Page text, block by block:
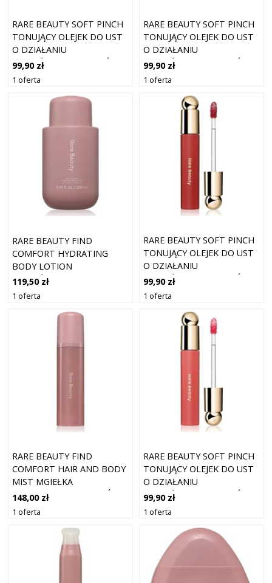
RARE BEAUTY SOFT PINCH
TONUJĄCY OLEJEK DO UST
O DZIAŁANIU
NAWILŻAJĄCYM ODCIEŃ
SERENITY 3 ML
99,90 zł
1 oferta
RARE BEAUTY SOFT PINCH
TONUJĄCY OLEJEK DO UST
O DZIAŁANIU
NAWILŻAJĄCYM ODCIEŃ
WONDER 3 ML
99,90 zł
1 oferta
RARE BEAUTY FIND
COMFORT HYDRATING
BODY LOTION
NAWILŻAJĄCY KREM DO
CIAŁA 250 ML
119,50 zł
1 oferta
RARE BEAUTY SOFT PINCH
TONUJĄCY OLEJEK DO UST
O DZIAŁANIU
NAWILŻAJĄCYM ODCIEŃ
DELIGHT 3 ML
99,90 zł
1 oferta
RARE BEAUTY FIND
COMFORT HAIR AND BODY
MIST MGIEŁKA
PERFUMOWANA WŁOSÓW I
CIAŁA DLA KOBIET 100 ML
148,00 zł
1 oferta
RARE BEAUTY SOFT PINCH
TONUJĄCY OLEJEK DO UST
O DZIAŁANIU
NAWILŻAJĄCYM ODCIEŃ
HAPPY 3 ML
99,90 zł
1 oferta